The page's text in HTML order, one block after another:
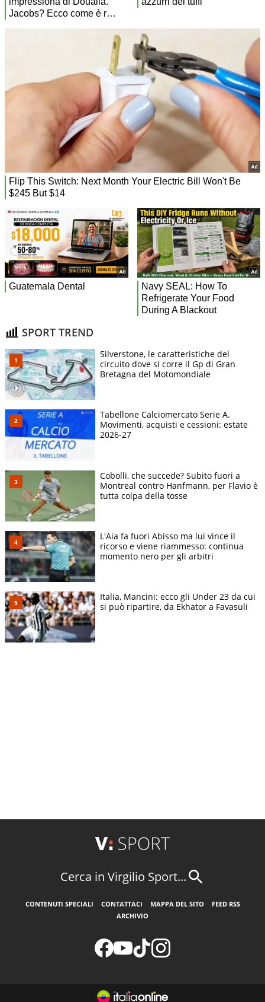
SPORT TREND
Silverstone, le caratteristiche del
circuito dove si corre il Gp di Gran
Bretagna del Motomondiale
Tabellone Calciomercato Serie A.
Movimenti, acquisti e cessioni: estate
2026-27
Cobolli, che succede? Subito fuori a
Montreal contro Hanfmann, per Flavio è
tutta colpa della tosse
L'Aia fa fuori Abisso ma lui vince il
ricorso e viene riammesso: continua
momento nero per gli arbitri
Italia, Mancini: ecco gli Under 23 da cui
si può ripartire, da Ekhator a Favasuli
Cerca in Virgilio Sport...
CONTENUTI SPECIALI CONTATTACI MAPPA DEL SITO
FEED RSS
ARCHIVIO